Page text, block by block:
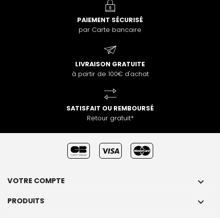
PAIEMENT SÉCURISÉ
par Carte bancaire
LIVRAISON GRATUITE
à partir de 100€ d'achat
SATISFAIT OU REMBOURSÉ
Retour gratuit*
VOTRE COMPTE 
PRODUITS 